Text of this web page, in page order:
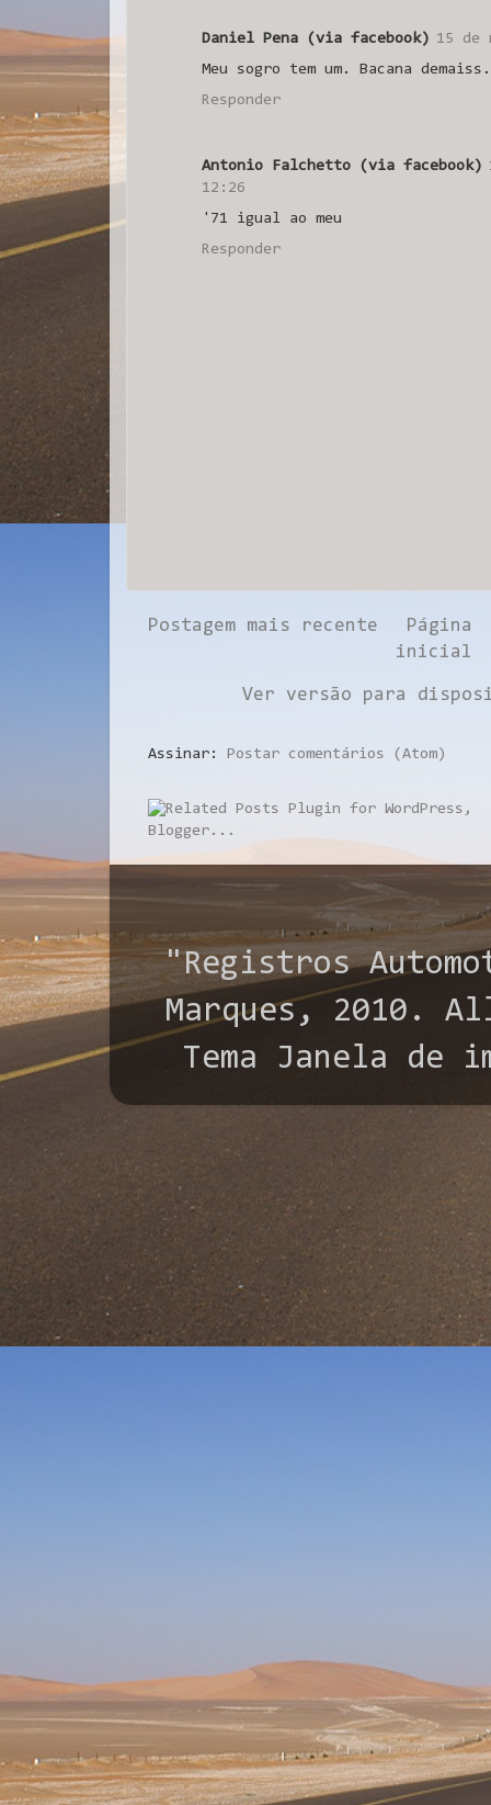
Daniel Pena (via facebook) 15 de
Meu sogro tem um. Bacana
Responder
Antonio Falchetto (via facebook)
12:26
'71 igual ao meu
Responder
Postagem mais recente
Página
inicial
Ver versão para
Assinar: Postar comentários (Atom)
"Registros
Marques, 2010.
Tema Janela de